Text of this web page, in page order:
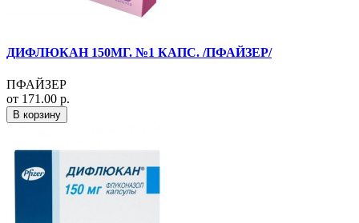
ДИФЛЮКАН 150МГ. №1 КАПС. /ПФАЙЗЕР/
ПФАЙЗЕР
от 171.00 р.
В корзину